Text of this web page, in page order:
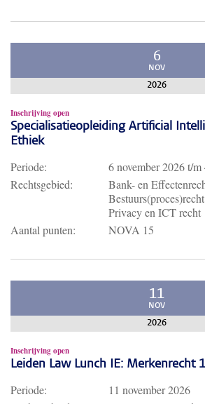
6
NOV
2026
Inschrijving open
Specialisatieopleiding Artificial
Ethiek
Periode: 6 november 2026t/m
Rechtsgebied:
Bank- en
Privacy en ICT recht
Aantal punten:
NOVA 15
11
NOV
2026
Inschrijving open
Leiden Law Lunch IE: Merkenrecht
Periode:
11 november 2026